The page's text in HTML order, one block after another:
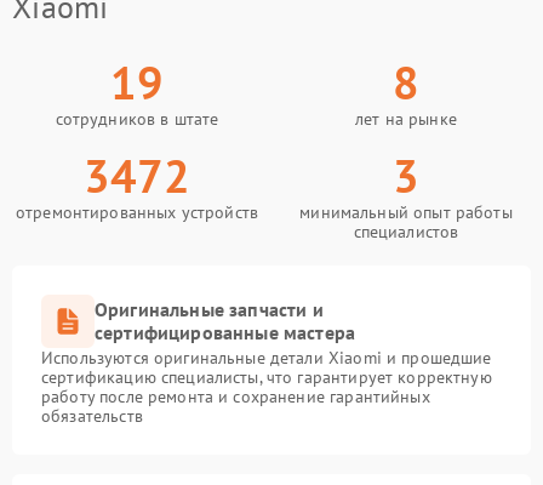
19
сотрудников в штате
8
лет на рынке
3472
отремонтированных устройств
3
минимальный опыт работы
специалистов
Оригинальные запчасти и
сертифицированные мастера
Используются оригинальные детали Xiaomi и прошедшие
сертификацию специалисты, что гарантирует корректную
работу после ремонта и сохранение гарантийных
обязательств